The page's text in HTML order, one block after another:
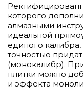
которого
алмазными
идеальной
единого
точностью
(монокалибр).
плитки можно
и эффекта